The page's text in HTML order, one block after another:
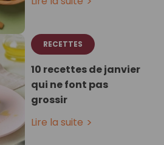
RECETTES
10 recettes de janvier
qui ne font pas
grossir
Lire la suite